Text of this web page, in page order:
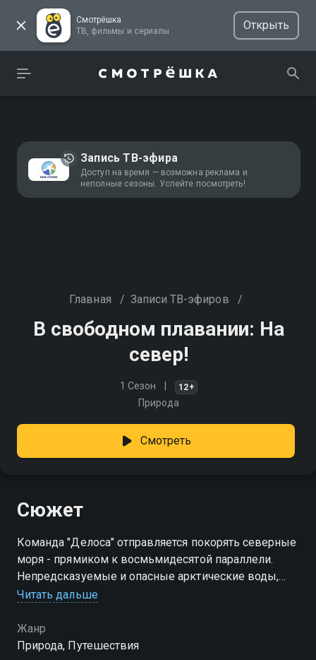
Смотрёшка
ТВ, фильмы и сериалы
Открыть
Запись ТВ-эфира
Доступ на время — возможна реклама и
неполные сезоны. Успейте посмотреть!
Главная / Записи ТВ-эфиров /
В свободном плавании: На
север!
1 Сезон 12+
Природа
Смотреть
Сюжет
Команда "Делоса" отправляется покорять северные
моря - прямиком к восмьмидесятой параллели.
Непредсказуемые и опасные арктические воды,
встречи с удивительными представителями
коктейль эмоций и чувств!
Читать дальше
Жанр
Природа, Путешествия